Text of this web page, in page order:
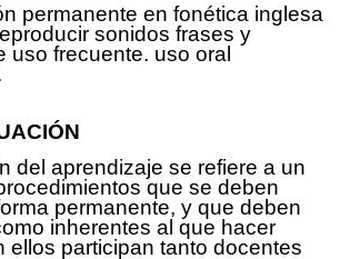
permanente en fonética inglesa
sonidos frases y
uso frecuente. uso oral
del aprendizaje se refiere a un
que se deben
permanente, y que deben
inherentes al que hacer
ellos participan tanto docentes